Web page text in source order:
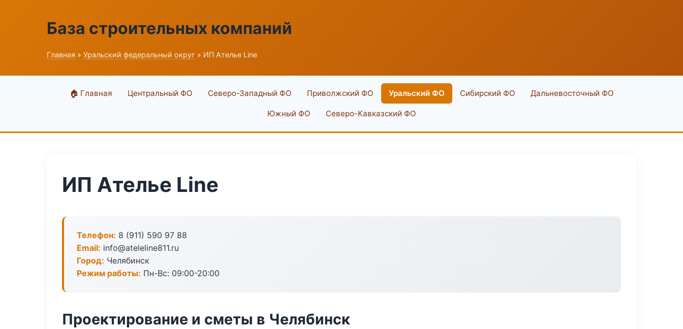
База строительных компаний
Главная » Уральский федеральный округ » ИП Ателье Line
🏠 Главная Центральный ФО Северо-Западный ФО Приволжский ФО Уральский ФО Сибирский ФО Дальневосточный ФО
Южный ФО Северо-Кавказский ФО
ИП Ателье Line
Телефон: 8 (911) 590 97 88
Email: info@ateleline811.ru
Город: Челябинск
Режим работы: Пн-Вс: 09:00-20:00
Проектирование и сметы в Челябинск